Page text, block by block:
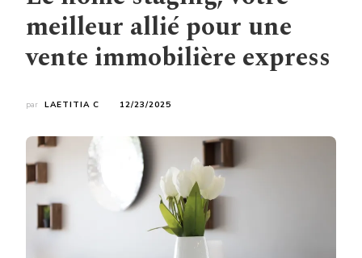
meilleur allié pour une
vente immobilière express
par LAETITIA C 12/23/2025